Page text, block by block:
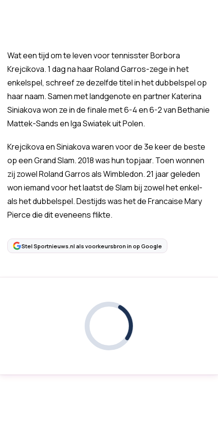
Wat een tijd om te leven voor tennisster Borbora
Krejcikova. 1 dag na haar Roland Garros-zege in het
enkelspel, schreef ze dezelfde titel in het dubbelspel op
haar naam. Samen met landgenote en partner Katerina
Siniakova won ze in de finale met 6-4 en 6-2 van Bethanie
Mattek-Sands en Iga Swiatek uit Polen.
Krejcikova en Siniakova waren voor de 3e keer de beste
op een Grand Slam. 2018 was hun topjaar. Toen wonnen
zij zowel Roland Garros als Wimbledon. 21 jaar geleden
won iemand voor het laatst de Slam bij zowel het enkel-
als het dubbelspel. Destijds was het de Francaise Mary
Pierce die dit eveneens flikte.
Stel Sportnieuws.nl als voorkeursbron in op Google